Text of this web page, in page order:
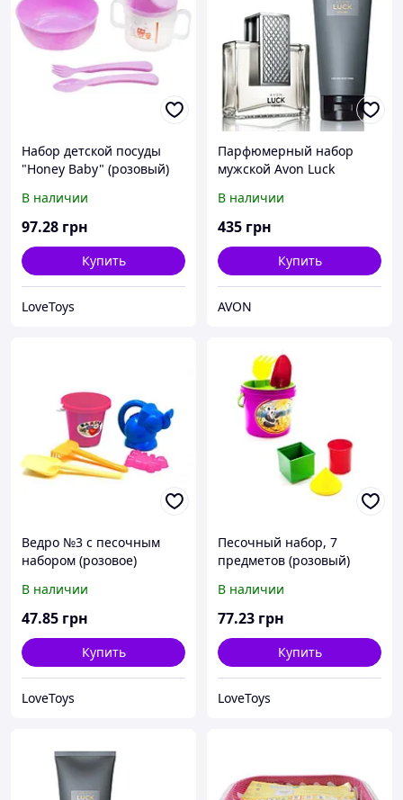
Набор детской посуды
"Honey Baby" (розовый)
В наличии
97.28 грн
Купить
LoveToys
Парфюмерный набор
мужской Avon Luck
В наличии
435 грн
Купить
AVON
Ведро №3 с песочным
набором (розовое)
В наличии
47.85 грн
Купить
LoveToys
Песочный набор, 7
предметов (розовый)
В наличии
77.23 грн
Купить
LoveToys